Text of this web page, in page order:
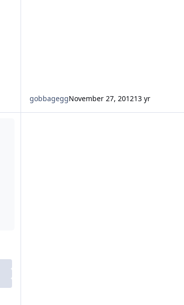
gobbageggNovember 27, 201213 yr